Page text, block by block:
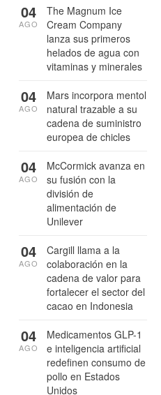
The Magnum Ice
Cream Company
lanza sus primeros
helados de agua con
vitaminas y minerales
04
AGO
Mars incorpora mentol
natural trazable a su
cadena de suministro
europea de chicles
04
AGO
McCormick avanza en
su fusión con la
división de
alimentación de
Unilever
04
AGO
Cargill llama a la
colaboración en la
cadena de valor para
fortalecer el sector del
cacao en Indonesia
04
AGO
Medicamentos GLP-1
e inteligencia artificial
redefinen consumo de
pollo en Estados
Unidos
04
AGO